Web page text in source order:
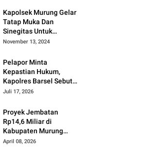
Kapolsek Murung Gelar
Tatap Muka Dan
Sinegitas Untuk
Menjaga Situasi
Kondusif Dengan Insan
Pers
November 13, 2024
Pelapor Minta
Kepastian Hukum,
Kapolres Barsel Sebut
Dugaan Penyerobotan
Juli 17, 2026
Proyek Jembatan
Rp14,6 Miliar di
Kabupaten Murung
Raya Mangkrak,
April 08, 2026